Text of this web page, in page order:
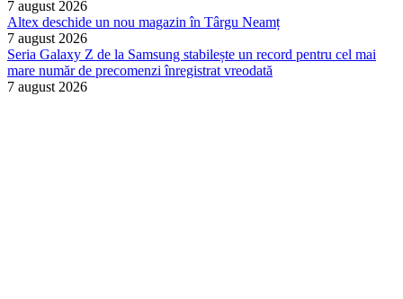
7 august 2026
Altex deschide un nou magazin în Târgu Neamț
7 august 2026
Seria Galaxy Z de la Samsung stabilește un record pentru cel mai
mare număr de precomenzi înregistrat vreodată
7 august 2026